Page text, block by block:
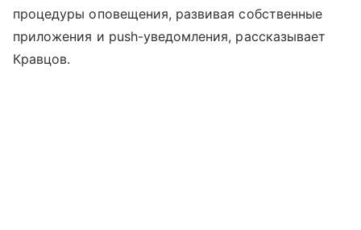
процедуры оповещения, развивая собственные
приложения и push-уведомления, рассказывает
Кравцов.